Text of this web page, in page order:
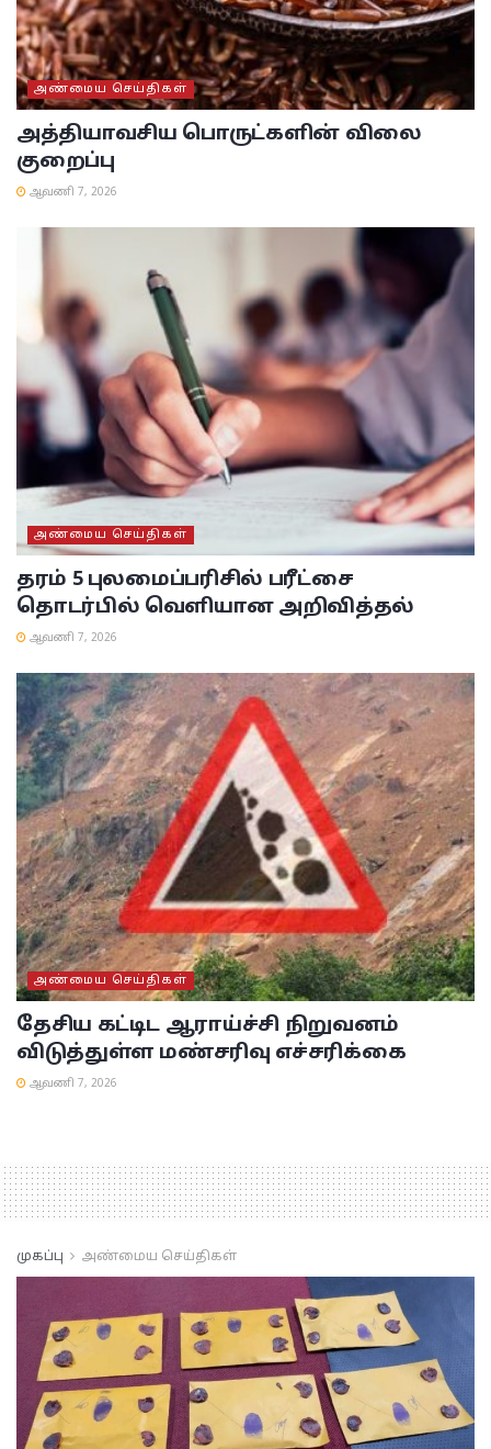
அண்மைய செய்திகள்
அத்தியாவசிய பொருட்களின் விலை
குறைப்பு
ஆவணி 7, 2026
அண்மைய செய்திகள்
தரம் 5 புலமைப்பரிசில் பரீட்சை
தொடர்பில் வெளியான அறிவித்தல்
ஆவணி 7, 2026
அண்மைய செய்திகள்
தேசிய கட்டிட ஆராய்ச்சி நிறுவனம்
விடுத்துள்ள மண்சரிவு எச்சரிக்கை
ஆவணி 7, 2026
முகப்பு அண்மைய செய்திகள்